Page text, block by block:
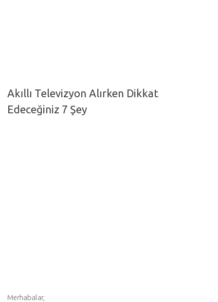
Cilt-Güzellik
Akıllı Televizyon Alırken Dikkat
Edeceğiniz 7 Şey
Merhabalar,